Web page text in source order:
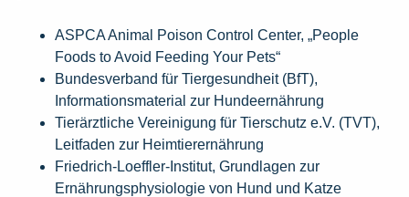
ASPCA Animal Poison Control Center, „People
Foods to Avoid Feeding Your Pets“
Bundesverband für Tiergesundheit (BfT),
Informationsmaterial zur Hundeernährung
Tierärztliche Vereinigung für Tierschutz e.V. (TVT),
Leitfaden zur Heimtierernährung
Friedrich-Loeffler-Institut, Grundlagen zur
Ernährungsphysiologie von Hund und Katze